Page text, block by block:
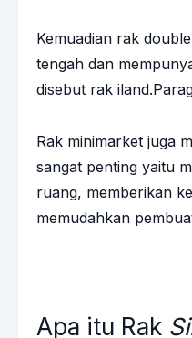
Kemuadian rak
tengah dan
disebut rak
Rak minimarket juga
sangat penting yaitu
ruang, memberikan
memudahkan
Apa itu Rak